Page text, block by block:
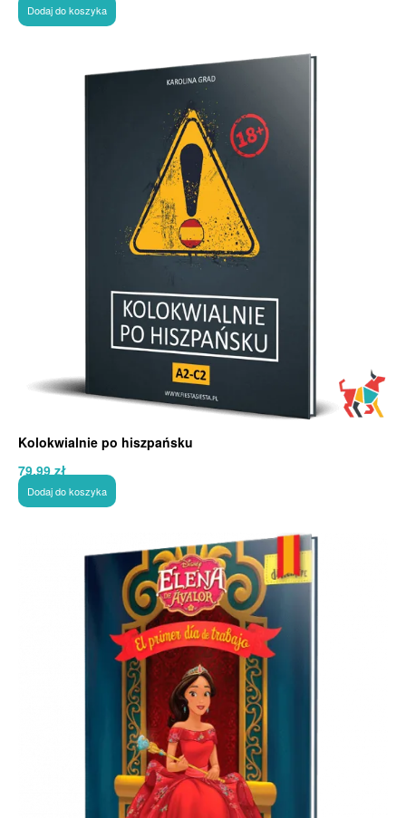
Dodaj do koszyka
Kolokwialnie po hiszpańsku
79,99zł
Dodaj do koszyka